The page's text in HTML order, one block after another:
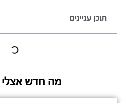
תוכן עניינים
מה חדש